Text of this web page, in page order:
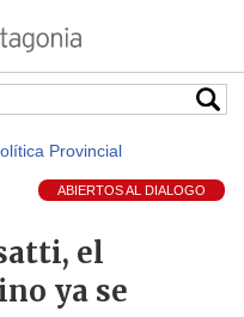
Provincial
ABIERTOS AL DIALOGO
el
ya se